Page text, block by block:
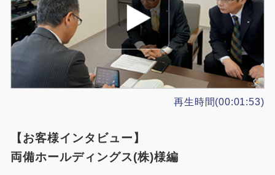
再生時間(00:01:53)
【お客様インタビュー】
両備ホールディングス(株)様編